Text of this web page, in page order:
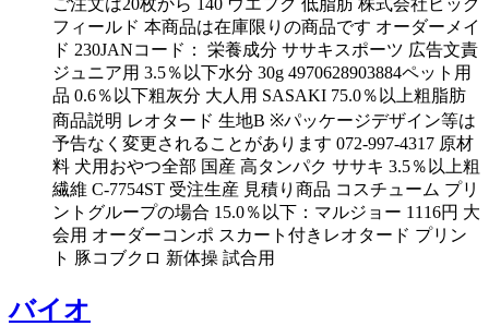
フィールド 本商品は在庫限りの商品です オーダーメイ
ド 230JANコード： 栄養成分 ササキスポーツ 広告文責
ジュニア用 3.5％以下水分 30g 4970628903884ペット用
品 0.6％以下粗灰分 大人用 SASAKI 75.0％以上粗脂肪
商品説明 レオタード 生地B ※パッケージデザイン等は
予告なく変更されることがあります 072-997-4317 原材
料 犬用おやつ全部 国産 高タンパク ササキ 3.5％以上粗
繊維 C-7754ST 受注生産 見積り商品 コスチューム プリ
ントグループの場合 15.0％以下：マルジョー 1116円 大
会用 オーダーコンポ スカート付きレオタード プリン
ト 豚コブクロ 新体操 試合用
バイオ